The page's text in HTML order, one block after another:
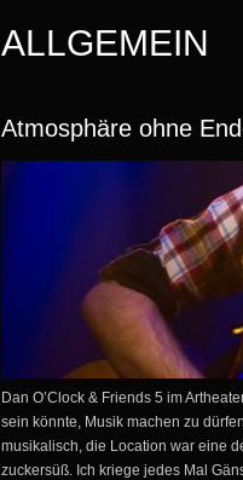
ALLGEMEIN
Atmosphäre ohne
Dan O’Clock & Friends 5 im
sein könnte, Musik machen zu
musikalisch, die Location war eine
zuckersüß. Ich kriege jedes Mal